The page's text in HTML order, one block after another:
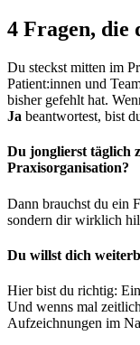
4 Fragen, die
Du steckst mitten im
Patient:innen und
bisher gefehlt hat.
Ja beantwortest, bist
Du jonglierst täglich
Praxisorganisation?
Dann brauchst du ein
sondern dir wirklich
Du willst dich
Hier bist du richtig:
Und wenns mal
Aufzeichnungen im